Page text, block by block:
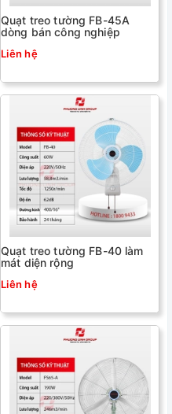
Quạt treo tường FB-45A
dòng bán công nghiệp
Liên hệ
Quạt treo tường FB-40 làm
mát diện rộng
Liên hệ